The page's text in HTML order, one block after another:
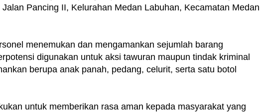
Pancing II, Kelurahan Medan Labuhan, Kecamatan Medan
menemukan dan mengamankan sejumlah barang
digunakan untuk aksi tawuran maupun tindak kriminal
berupa anak panah, pedang, celurit, serta satu botol
untuk memberikan rasa aman kepada masyarakat yang